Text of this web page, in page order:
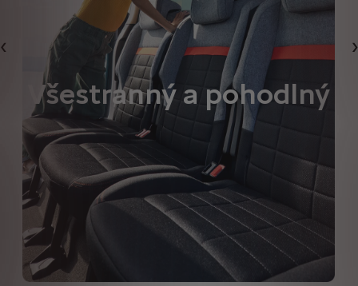
Předchozí
Všestranný a pohodlný